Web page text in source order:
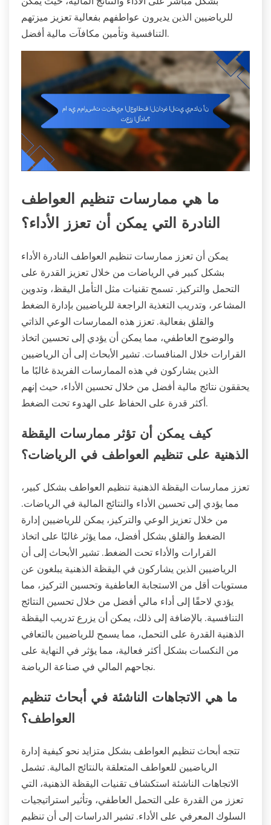
للرياضيين الذين يديرون عواطفهم بفعالية تعزيز ميزتهم
التنافسية وتأمين مكافآت مالية أفضل.
ما هي ممارسات تنظيم العواطف
النادرة التي يمكن أن تعزز الأداء؟
يمكن أن تعزز ممارسات تنظيم العواطف النادرة الأداء
بشكل كبير في الرياضات من خلال تعزيز القدرة على
التحمل والتركيز. تسمح تقنيات مثل التأمل اليقظ، وتدوين
المشاعر، وتدريب التغذية الراجعة للرياضيين بإدارة الضغط
والقلق بفعالية. تعزز هذه الممارسات الوعي الذاتي
والوضوح العاطفي، مما يمكن أن يؤدي إلى تحسين اتخاذ
القرارات خلال المنافسات. تشير الأبحاث إلى أن الرياضيين
الذين يشاركون في هذه الممارسات الفريدة غالبًا ما
يحققون نتائج مالية أفضل من خلال تحسين الأداء، حيث إنهم
أكثر قدرة على الحفاظ على الهدوء تحت الضغط.
كيف يمكن أن تؤثر ممارسات اليقظة
الذهنية على تنظيم العواطف في الرياضات؟
تعزز ممارسات اليقظة الذهنية تنظيم العواطف بشكل كبير،
مما يؤدي إلى تحسين الأداء والنتائج المالية في الرياضات.
من خلال تعزيز الوعي والتركيز، يمكن للرياضيين إدارة
الضغط والقلق بشكل أفضل، مما يؤثر غالبًا على اتخاذ
القرارات والأداء تحت الضغط. تشير الأبحاث إلى أن
الرياضيين الذين يشاركون في اليقظة الذهنية يبلغون عن
مستويات أقل من الاستجابة العاطفية وتحسين التركيز، مما
يؤدي لاحقًا إلى أداء مالي أفضل من خلال تحسين النتائج
التنافسية. بالإضافة إلى ذلك، يمكن أن يزرع تدريب اليقظة
الذهنية القدرة على التحمل، مما يسمح للرياضيين بالتعافي
من النكسات بشكل أكثر فعالية، مما يؤثر في النهاية على
نجاحهم المالي في صناعة الرياضة.
ما هي الاتجاهات الناشئة في أبحاث تنظيم
العواطف؟
تتجه أبحاث تنظيم العواطف بشكل متزايد نحو كيفية إدارة
الرياضيين للعواطف المتعلقة بالنتائج المالية. تشمل
الاتجاهات الناشئة استكشاف تقنيات اليقظة الذهنية، التي
تعزز من القدرة على التحمل العاطفي، وتأثير استراتيجيات
السلوك المعرفي على الأداء. تشير الدراسات إلى أن تنظيم